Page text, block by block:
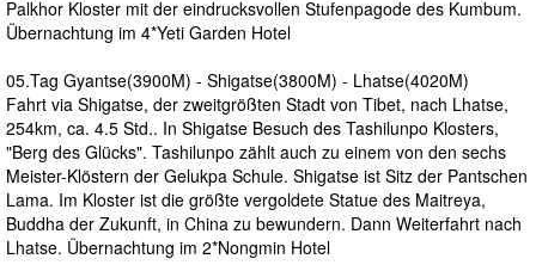
Palkhor Kloster mit der eindrucksvollen Stufenpagode des Kumbum.
Übernachtung im 4*Yeti Garden Hotel
05.Tag Gyantse(3900M) - Shigatse(3800M) - Lhatse(4020M)
Fahrt via Shigatse, der zweitgrößten Stadt von Tibet, nach Lhatse,
254km, ca. 4.5 Std.. In Shigatse Besuch des Tashilunpo Klosters,
"Berg des Glücks". Tashilunpo zählt auch zu einem von den sechs
Meister-Klöstern der Gelukpa Schule. Shigatse ist Sitz der Pantschen
Lama. Im Kloster ist die größte vergoldete Statue des Maitreya,
Buddha der Zukunft, in China zu bewundern. Dann Weiterfahrt nach
Lhatse. Übernachtung im 2*Nongmin Hotel